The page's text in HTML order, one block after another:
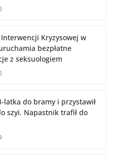
Kryzysowej w
bezpłatne
z seksuologiem
latka do bramy i przystawił
szyi. Napastnik trafił do